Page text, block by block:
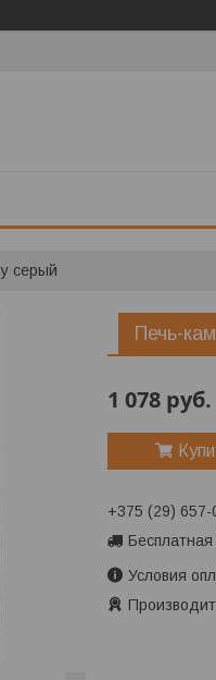
серый
Печь-
1 078 руб.
+375 (29) 657-
Бесплатная
Условия